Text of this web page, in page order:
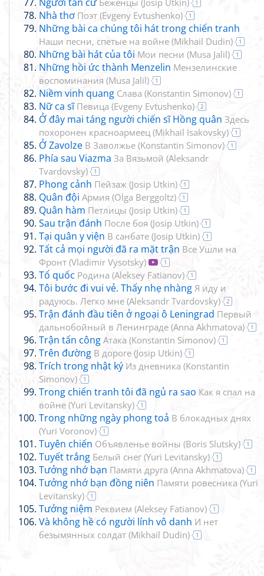
Беженцы ( Josip Utkin) 1
Nhà thơ Поэт (Evgeny Evtushenko) 1
Những bài ca chúng tôi hát trong chiến tranh
Наши песни, спетые на войне (Mikhail Dudin) 1
Những bài hát của tôi Мои песни (Musa Jalil) 1
Những hồi ức thành Menzelin Мензелинские
воспоминания (Musa Jalil) 1
Niềm vinh quang Слава (Konstantin Simonov) 1
Nữ ca sĩ Певица (Evgeny Evtushenko) 2
Ở đây mai táng người chiến sĩ Hồng quân Здесь
похоронен красноармеец (Mikhail Isakovsky) 1
Ở Zavolze В Заволжье (Konstantin Simonov) 1
Phía sau Viazma За Вязьмой (Aleksandr
Tvardovsky) 1
Phong cảnh Пейзаж (Josip Utkin) 1
Quân đội Армия (Olga Berggoltz) 1
Quân hàm Петлицы (Josip Utkin) 1
Sau trận đánh После боя (Josip Utkin) 1
Tại quân y viện В санбате (Josip Utkin) 1
Tất cả mọi người đã ra mặt trận Все Ушли на
Фронт (Vladimir Vysotsky) 1
Tổ quốc Родина (Aleksey Fatianov) 1
Tôi bước đi vui vẻ. Thấy nhẹ nhàng Я иду и
радуюсь. Легко мне (Aleksandr Tvardovsky) 2
Trận đánh đầu tiên ở ngoại ô Leningrad Первый
дальнобойный в Ленинграде (Anna Akhmatova) 1
Trận tấn công Атака (Konstantin Simonov) 1
Trên đường В дороге (Josip Utkin) 1
Trích trong nhật ký Из дневника (Konstantin
Simonov) 1
Trong chiến tranh tôi đã ngủ ra sao Как я спал на
войне (Yuri Levitansky) 1
Trong những ngày phong toả В блокадных днях
(Yuri Voronov) 1
Tuyên chiến Объявленье войны (Boris Slutsky) 1
Tuyết trắng Белый снег (Yuri Levitansky) 1
Tưởng nhớ bạn Памяти друга (Anna Akhmatova) 1
Tưởng nhớ bạn đồng niên Памяти ровесника (Yuri
Levitansky) 1
Tưởng niệm Реквием (Aleksey Fatianov) 1
Và không hề có người lính vô danh И нет
безымянных солдат (Mikhail Dudin) 1